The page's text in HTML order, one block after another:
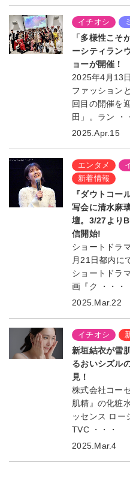
イチオシ
「多様性こそ
ーシティラン
ョーが開催！
2025年4月13
ファッション
回目の開催を
田」。ラン ・
2025.Apr.15
エンタメ
新着情報
『ダウトコー
写会に清水麻
壇。3/27より
信開始!
ショートドラ
月21日都内に
ショートドラ
画『ク ・・・
2025.Mar.22
イチオシ
新垣結衣が雪
るおいシズル
見！
株式会社コー
肌精』の化粧
ッセンス ロー
TVC ・・・
2025.Mar.4